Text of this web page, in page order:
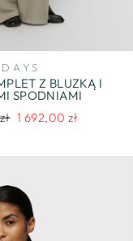
Z BLUZKĄ I
SPODNIAMI
Cena
1 692,00 zł